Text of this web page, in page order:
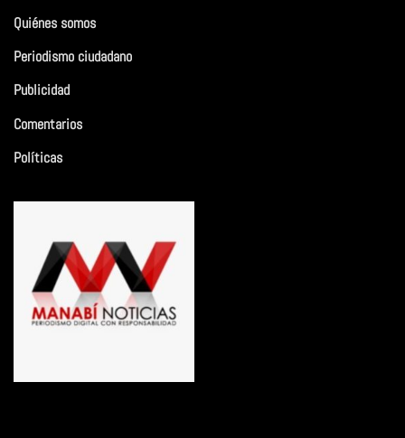
Quiénes somos
Periodismo ciudadano
Publicidad
Comentarios
Políticas